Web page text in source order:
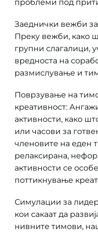
проблеми под
Заеднички вежби
Преку вежби, како
групни слагалици,
вредноста на
размислување и
Поврзување на
креативност:
активности, како
или часови за
членовите на еден
релаксирана,
активности се
поттикнување
Симулации за
кои сакаат да
нивните тимови,